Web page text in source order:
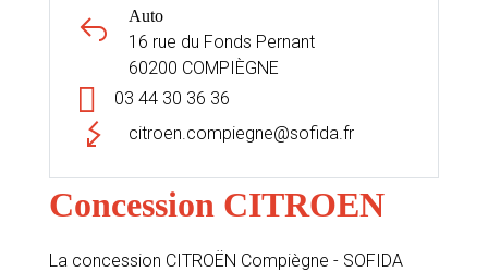
Auto
16 rue du Fonds Pernant
60200 COMPIÈGNE
03 44 30 36 36
citroen.compiegne@sofida.fr
Concession CITROEN
La concession CITROËN Compiègne - SOFIDA